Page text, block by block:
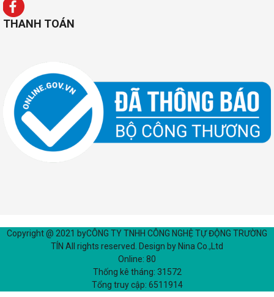
THANH TOÁN
Copyright @ 2021 byCÔNG TY TNHH CÔNG NGHỆ TỰ ĐỘNG TRƯỜNG
TÍN All rights reserved. Design by Nina Co.,Ltd
Online: 80
Thống kê tháng: 31572
Tổng truy cập: 6511914